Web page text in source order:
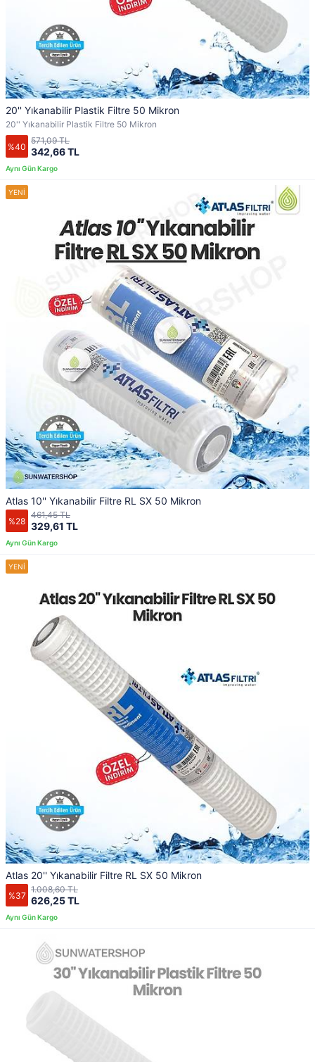
20'' Yıkanabilir Plastik Filtre 50 Mikron
20'' Yıkanabilir Plastik Filtre 50 Mikron
%40 342,66 TL
571,09 TL
Atlas 10'' Yıkanabilir Filtre RL SX 50 Mikron
%28 329,61 TL
461,45 TL
Atlas 20'' Yıkanabilir Filtre RL SX 50 Mikron
%37 626,25 TL
1.008,60 TL